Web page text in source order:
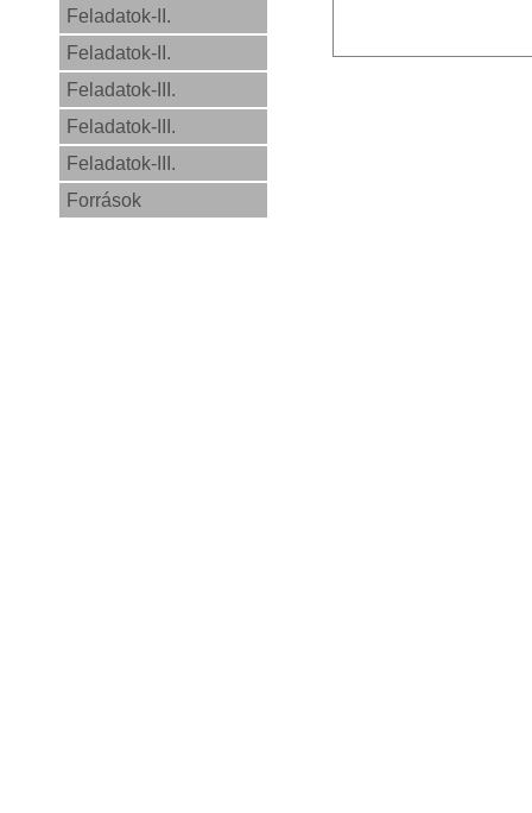
Feladatok-II.
Feladatok-II.
Feladatok-III.
Feladatok-III.
Feladatok-III.
Források